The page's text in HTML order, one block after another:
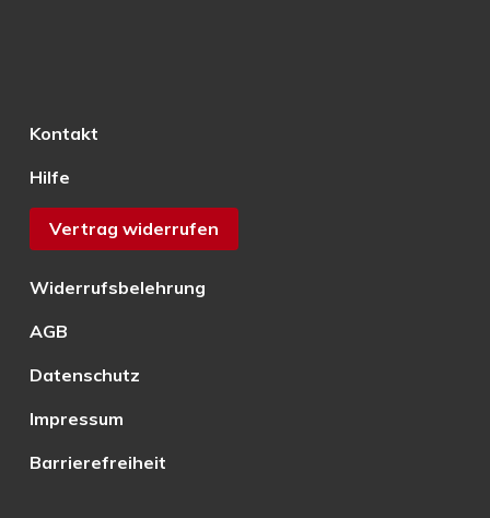
Kontakt
Hilfe
Vertrag widerrufen
Widerrufsbelehrung
AGB
Datenschutz
Impressum
Barrierefreiheit